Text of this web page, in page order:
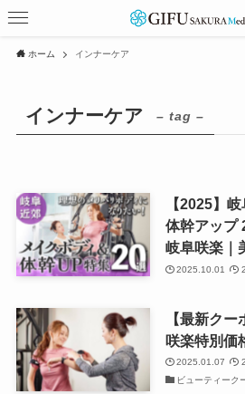
ホーム インナーケア
インナーケア – tag –
【2025】
体幹アップ
岐阜咲楽｜
2025.10.01
【最新ク
咲楽特別価
2025.01.07
ビューティーク